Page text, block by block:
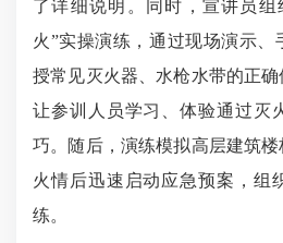
了详细说明。同时，宣讲员
火”实操演练，通过现场演示、
授常见灭火器、水枪水带的正确
让参训人员学习、体验通过灭
巧。随后，演练模拟高层建筑
火情后迅速启动应急预案，组
练。